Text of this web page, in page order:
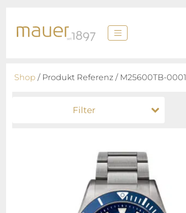
Shop / Produkt Referenz / M25600TB-0001
Filter